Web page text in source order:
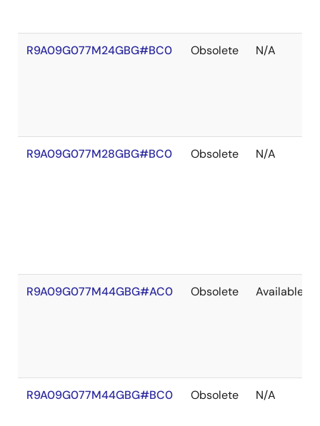
R9A09G077M24GBG#BC0 Obsolete N/A
R9A09G077M28GBG#BC0 Obsolete N/A
R9A09G077M44GBG#AC0 Obsolete Available
R9A09G077M44GBG#BC0 Obsolete N/A